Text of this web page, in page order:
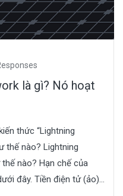
là gì? Nó hoạt
thức “Lightning
thế nào? Lightning
nào? Hạn chế của
đây. Tiền điện tử (ảo)...